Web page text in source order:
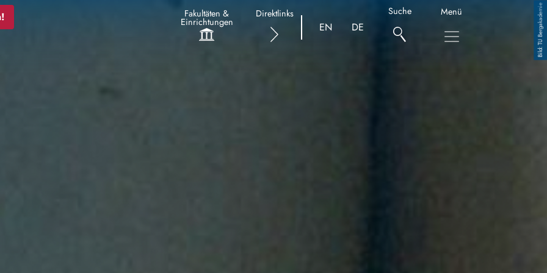
Fakultäten &
Einrichtungen
Direktlinks
EN DE
Suche Menü
Copyright
TU Bergakademie